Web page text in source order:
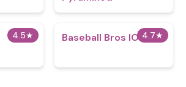
4.5★ 4.7★
Baseball Bros IO